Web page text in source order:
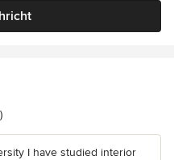
5 Sternen
I have studied interior